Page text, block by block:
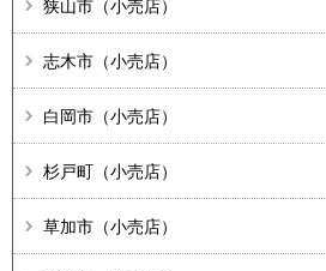
狭山市（小売店）
志木市（小売店）
白岡市（小売店）
杉戸町（小売店）
草加市（小売店）